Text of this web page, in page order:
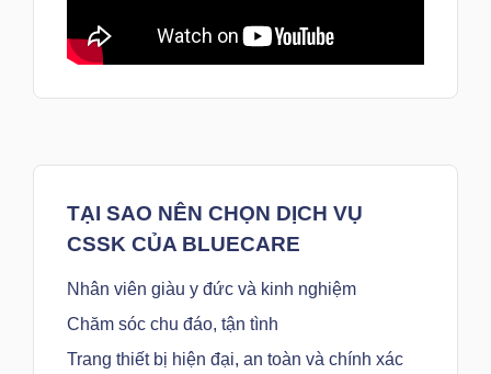
TẠI SAO NÊN CHỌN DỊCH VỤ
CSSK CỦA BLUECARE
Nhân viên giàu y đức và kinh nghiệm
Chăm sóc chu đáo, tận tình
Trang thiết bị hiện đại, an toàn và chính xác